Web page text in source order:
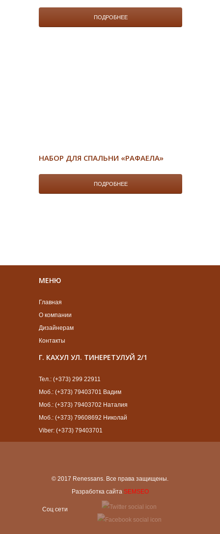
ПОДРОБНЕЕ
НАБОР ДЛЯ СПАЛЬНИ «РАФАЕЛА»
ПОДРОБНЕЕ
МЕНЮ
Главная
О компании
Дизайнерам
Контакты
Г. КАХУЛ УЛ. ТИНЕРЕТУЛУЙ 2/1
Тел.: (+373) 299 22911
Моб.: (+373) 79403701 Вадим
Моб.: (+373) 79403702 Наталия
Моб.: (+373) 79608692 Николай
Viber: (+373) 79403701
© 2017 Renessans. Все права защищены.
Разработка сайта SEMSEO
Cоц сети